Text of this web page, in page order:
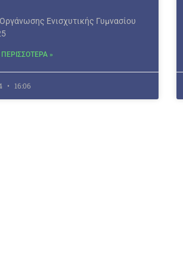
Ενισχυτικής Γυμνασίου
»
16:06